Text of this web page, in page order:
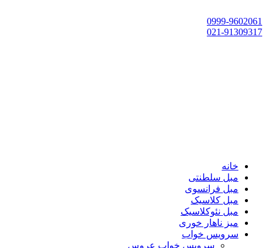
0999-9602061
021-91309317
خانه
مبل سلطنتی
مبل فرانسوی
مبل کلاسیک
مبل نئوکلاسیک
میز ناهار خوری
سرویس خواب
سرویس خواب عروس